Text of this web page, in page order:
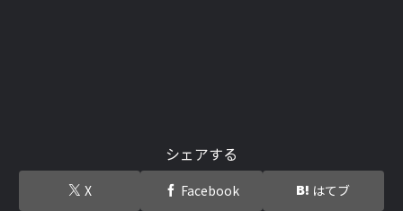
シェアする
X Facebook はてブ